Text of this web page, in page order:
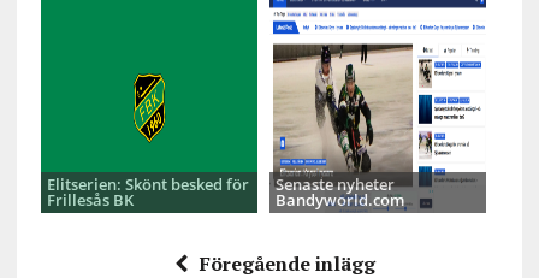
Elitserien: Skönt besked för
Frillesås BK
Senaste nyheter
Bandyworld.com
Föregående inlägg